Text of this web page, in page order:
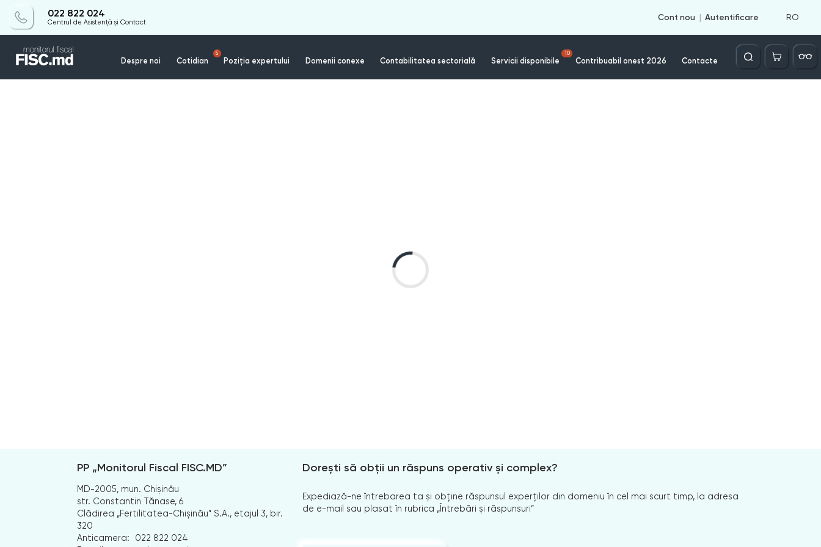
022 822 024
Centrul de Asistență și Contact
Cont nou Autentificare RO
Despre noi Cotidian
5
Poziția expertului Domenii conexe Contabilitatea sectorială Servicii disponibile
10
Contribuabil onest 2026 Contacte
Căutare
PP „Monitorul Fiscal FISC.MD”
MD-2005, mun. Chișinău
str. Constantin Tănase, 6
Clădirea „Fertilitatea-Chișinău” S.A., etajul 3, bir.
320
Anticamera:
022 822 024
Dorești să obții un răspuns operativ și complex?
Expediază-ne întrebarea ta și obține răspunsul experților din domeniu în cel mai scurt timp, la adresa
de e-mail sau plasat în rubrica „Întrebări și răspunsuri”